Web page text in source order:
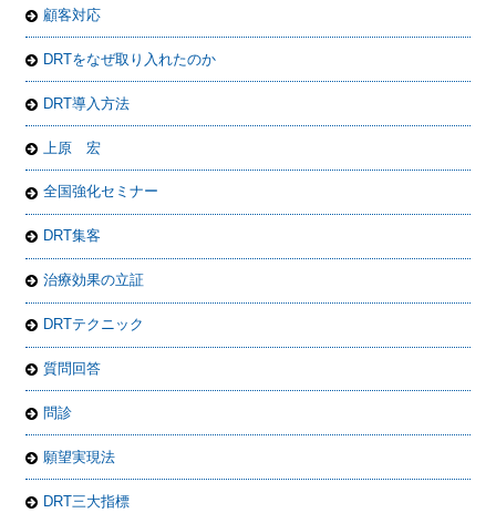
顧客対応
DRTをなぜ取り入れたのか
DRT導入方法
上原 宏
全国強化セミナー
DRT集客
治療効果の立証
DRTテクニック
質問回答
問診
願望実現法
DRT三大指標